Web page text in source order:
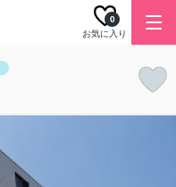
お気に入り
0